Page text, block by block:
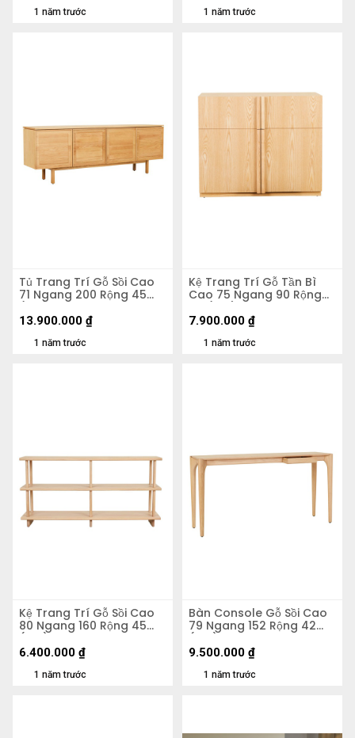
1 năm trước 1 năm trước
Tủ Trang Trí Gỗ Sồi Cao
71 Ngang 200 Rộng 45
(cm)
1 năm trước
13.900.000 ₫
Kệ Trang Trí Gỗ Tần Bì
Cao 75 Ngang 90 Rộng
49 (cm)
1 năm trước
7.900.000 ₫
Kệ Trang Trí Gỗ Sồi Cao
80 Ngang 160 Rộng 45
(cm)
1 năm trước
6.400.000 ₫
Bàn Console Gỗ Sồi Cao
79 Ngang 152 Rộng 42
(cm)
1 năm trước
9.500.000 ₫